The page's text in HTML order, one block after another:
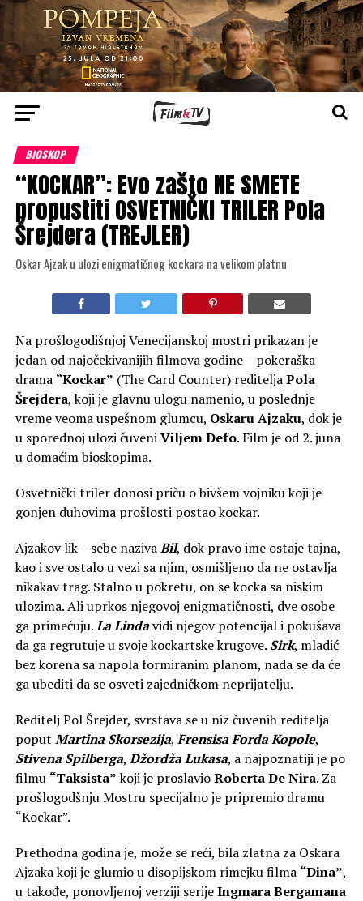
BIOSKOP
“KOCKAR”: Evo zašto NE SMETE
propustiti OSVETNIČKI TRILER Pola
Šrejdera (TREJLER)
Oskar Ajzak u ulozi enigmatičnog kockara na velikom platnu
Na prošlogodišnjoj Venecijanskoj mostri prikazan je
jedan od najočekivanijih filmova godine – pokeraška
drama “Kockar” (The Card Counter) rediteljaPola
Šrejdera, koji je glavnu ulogu namenio, u poslednje
vreme veoma uspešnom glumcu, Oskaru Ajzaku, dok je
u sporednoj ulozi čuveniViljem Defo. Film je od 2. juna
u domaćim bioskopima.
Osvetnički triler donosi priču o bivšem vojniku koji je
gonjen duhovima prošlosti postao kockar.
Ajzakov lik – sebe nazivaBil, dok pravo ime ostaje tajna,
kao i sve ostalo u vezi sa njim, osmišljeno da ne ostavlja
nikakav trag. Stalno u pokretu, on se kocka sa niskim
ulozima. Ali uprkos njegovoj enigmatičnosti, dve osobe
ga primećuju.La Lindavidi njegov potencijal i pokušava
da ga regrutuje u svoje kockartske krugove. Sirk, mladić
bez korena sa napola formiranim planom, nada se da će
ga ubediti da se osveti zajedničkom neprijatelju.
Reditelj Pol Šrejder, svrstava se u niz čuvenih reditelja
poput Martina Skorsezija, Frensisa Forda Kopole,
Stivena Spilberga, Džordža Lukasa, a najpoznatiji je po
filmu “Taksista”koji je proslavioRoberta De Nira. Za
prošlogodšnju Mostru specijalno je pripremio dramu
“Kockar”.
Prethodna godina je, može se reći, bila zlatna za Oskara
Ajzaka koji je glumio u disopijskom rimejku filma “Dina”,
u takođe, ponovljenoj verziji serijeIngmara Bergamana